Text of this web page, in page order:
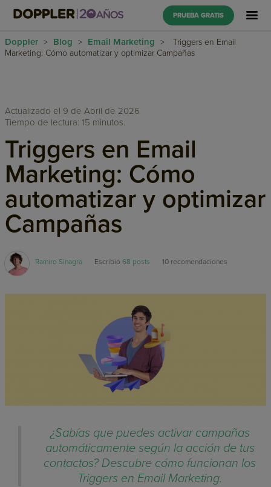
PRUEBA GRATIS
Doppler > Blog > Email Marketing >
Triggers en Email
Marketing: Cómo automatizar y optimizar Campañas
Actualizado el 9 de Abril de 2026
Tiempo de lectura: 15 minutos.
Triggers en Email
Marketing: Cómo
automatizar y optimizar
Campañas
Ramiro Sinagra Escribió68 posts 10 recomendaciones
¿Sabías que puedes activar campañas
automáticamente según la acción de tus
contactos? Descubre cómo funcionan los
Triggers en Email Marketing.